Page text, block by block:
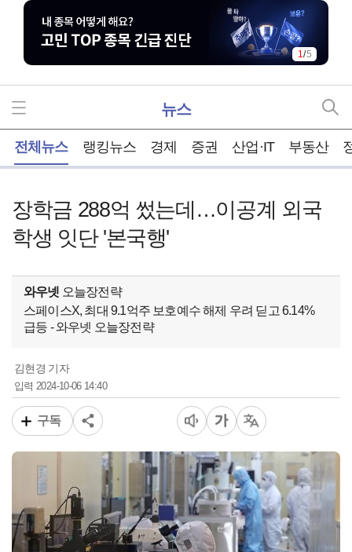
1/5
뉴스
전체뉴스 랭킹뉴스 경제 증권 산업·IT 부동산
장학금 288억 썼는데…이공계 외국
학생 잇단 '본국행'
와우넷 오늘장전략
스페이스X, 최대 9.1억주 보호예수 해제 우려 딛고 6.14%
급등 - 와우넷 오늘장전략
김현경 기자
입력2024-10-06 14:40
구독